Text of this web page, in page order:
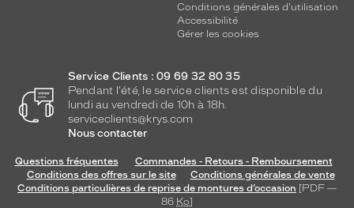
Conditions générales d'utilisation
Accessibilité
Gérer les cookies
Service Clients : 09 69 32 80 35
Pendant l'été, le service clients est disponible du
lundi au vendredi de 10h à 18h.
serviceclients@krys.com
Nous contacter
Questions fréquentes
Commandes - Retours - Remboursement
Conditions des offres sur le site
Conditions générales de vente
Conditions particulières de reprise de montures d’occasion [PDF —
86 Ko]